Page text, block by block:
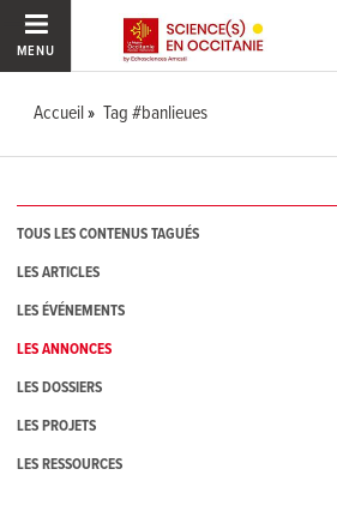
MENU
Accueil Tag #banlieues
TOUS LES CONTENUS TAGUÉS
LES ARTICLES
LES ÉVÉNEMENTS
LES ANNONCES
LES DOSSIERS
LES PROJETS
LES RESSOURCES